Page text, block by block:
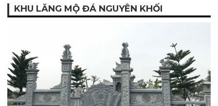
KHU LĂNG MỘ ĐÁ NGUYÊN KHỐI